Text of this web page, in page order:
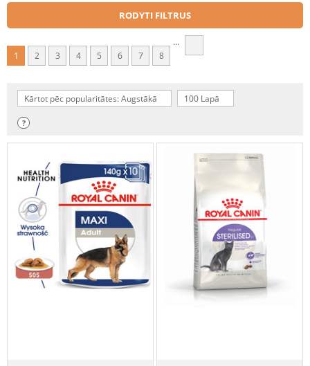
RODYTI FILTRUS
1 2 3 4 5 6 7 8
...
Kārtot pēc popularitātes: Augstākā 100 Lapā
?